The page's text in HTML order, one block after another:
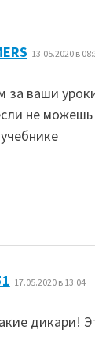
13.05.2020 в
за ваши
не можешь
17.05.2020 в 13:04
дикари!